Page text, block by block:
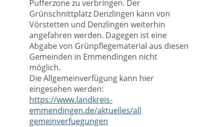
Pufferzone zu verbringen. Der
Grünschnittplatz Denzlingen kann von
Vörstetten und Denzlingen weiterhin
angefahren werden. Dagegen ist eine
Abgabe von Grünpflegematerial aus diesen
Gemeinden in Emmendingen nicht
möglich.
Die Allgemeinverfügung kann hier
eingesehen werden:
https://www.landkreis-
emmendingen.de/aktuelles/all
gemeinverfuegungen